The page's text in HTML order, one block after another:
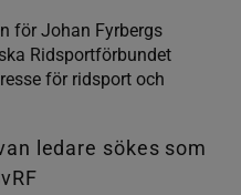
för Johan Fyrbergs
Ridsportförbundet
för ridsport och